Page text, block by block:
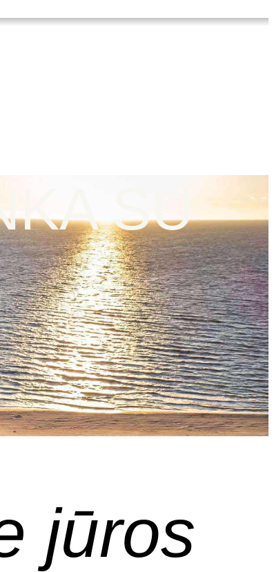
SU
jūros